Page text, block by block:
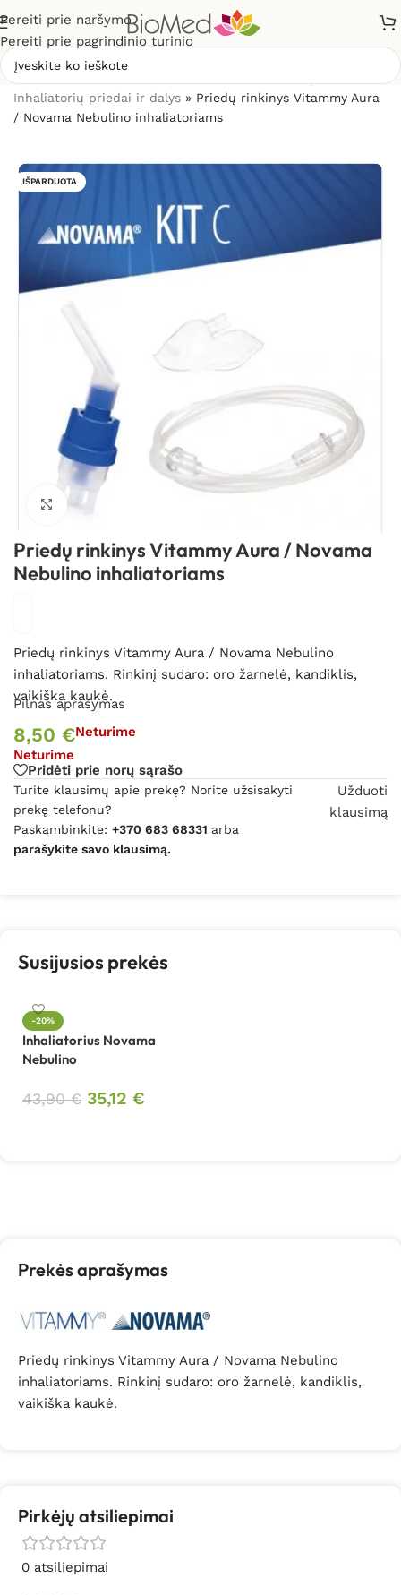
Pereiti prie naršymo
Pereiti prie pagrindinio turinio
Inhaliatorių priedai ir dalys » Priedų rinkinys Vitammy Aura
/ Novama Nebulino inhaliatoriams
IŠPARDUOTA
Spustelėkite, kad padidintumėte
Priedų rinkinys Vitammy Aura / Novama
Nebulino inhaliatoriams
Priedų rinkinys Vitammy Aura / Novama Nebulino
inhaliatoriams. Rinkinį sudaro: oro žarnelė, kandiklis,
vaikiška kaukė.
Pilnas aprašymas
8,50 €Neturime
Neturime
Pridėti prie norų sąrašo
Turite klausimų apie prekę? Norite užsisakyti
prekę telefonu?
Paskambinkite: +370 683 68331 arba
parašykite savo klausimą.
Užduoti
klausimą
Susijusios prekės
-20%
Inhaliatorius Novama
Nebulino
43,90€ 35,12 €
Prekės aprašymas
Priedų rinkinys Vitammy Aura / Novama Nebulino
inhaliatoriams. Rinkinį sudaro: oro žarnelė, kandiklis,
vaikiška kaukė.
Pirkėjų atsiliepimai
0 atsiliepimai